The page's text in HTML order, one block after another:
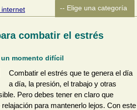
combatir el estrés
momento difícil
Combatir el estrés que te genera el día
a día, la presión, el trabajo y otras
Pero debes tener en claro que
para mantenerlo lejos. Con este